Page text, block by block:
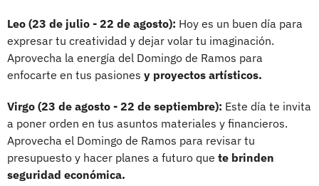
Leo (23 de julio - 22 de agosto): Hoy es un buen día para
expresar tu creatividad y dejar volar tu imaginación.
Aprovecha la energía del Domingo de Ramos para
enfocarte en tus pasiones y proyectos artísticos.
Virgo (23 de agosto - 22 de septiembre): Este día te invita
a poner orden en tus asuntos materiales y financieros.
Aprovecha el Domingo de Ramos para revisar tu
presupuesto y hacer planes a futuro que te brinden
seguridad económica.